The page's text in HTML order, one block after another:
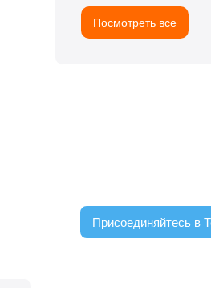
Посмотреть все
Присоединяйтесь в